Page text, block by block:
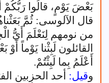
بَعْضَ يَوْمٍ، قالُوا رَبُّكُمْ
قال الآلوسى: ثُمَّ
من نومهم لِنَعْلَمَ أَيُّ
القائلون لَبِثْنا يَوْماً
أَعْلَمُ بِما لَبِثْتُمْ.
وقيل: أحد الحزبين